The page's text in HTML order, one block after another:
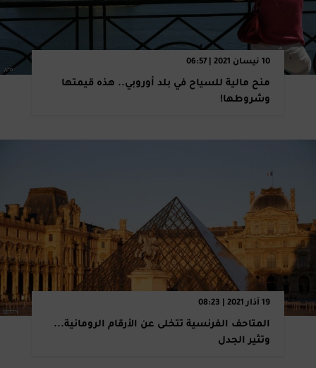
10 نيسان 2021 | 06:57
منح مالية للسياح في بلد أوروبي.. هذه قيمتها
وشروطها!
19 آذار 2021 | 08:23
المتاحف الفرنسية تتخلى عن الأرقام الرومانية...
وتثير الجدل